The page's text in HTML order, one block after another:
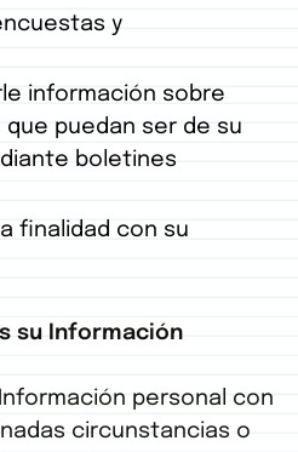
y
información sobre
puedan ser de su
boletines
finalidad con su
su Información
personal con
circunstancias o